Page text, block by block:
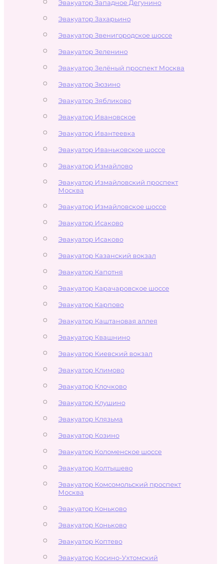
Эвакуатор Западное Дегунино
Эвакуатор Захарьино
Эвакуатор Звенигородское шоссе
Эвакуатор Зеленино
Эвакуатор Зелёный проспект Москва
Эвакуатор Зюзино
Эвакуатор Зябликово
Эвакуатор Ивановское
Эвакуатор Ивантеевка
Эвакуатор Иваньковское шоссе
Эвакуатор Измайлово
Эвакуатор Измайловский проспект
Москва
Эвакуатор Измайловское шоссе
Эвакуатор Исаково
Эвакуатор Исаково
Эвакуатор Казанский вокзал
Эвакуатор Капотня
Эвакуатор Карачаровское шоссе
Эвакуатор Карпово
Эвакуатор Каштановая аллея
Эвакуатор Квашнино
Эвакуатор Киевский вокзал
Эвакуатор Климово
Эвакуатор Клочково
Эвакуатор Клушино
Эвакуатор Клязьма
Эвакуатор Козино
Эвакуатор Коломенское шоссе
Эвакуатор Колтышево
Эвакуатор Комсомольский проспект
Москва
Эвакуатор Коньково
Эвакуатор Коньково
Эвакуатор Коптево
Эвакуатор Косино-Ухтомский